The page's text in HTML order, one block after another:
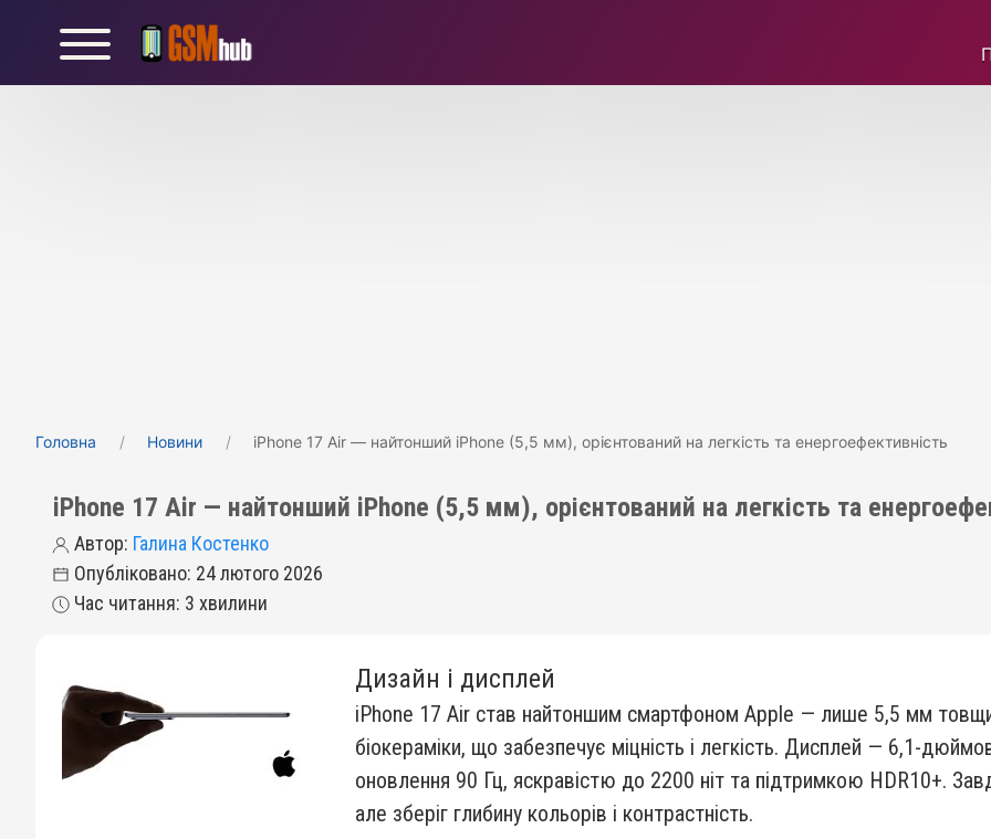
Головна Новини iPhone 17 Air — найтонший iPhone (5,5 мм), орієнтований на легкість та енергоефективність
iPhone 17 Air — найтонший iPhone (5,5 мм), орієнтований на легкість та
Автор: Галина Костенко
Опубліковано: 24 лютого 2026
Час читання: 3 хвилини
Дизайн і дисплей
iPhone 17 Air став найтоншим смартфоном Apple — лише 5,5 мм
біокераміки, що забезпечує міцність і легкість. Дисплей — 6,1-
оновлення 90 Гц, яскравістю до 2200 ніт та підтримкою HDR10+.
але зберіг глибину кольорів і контрастність.